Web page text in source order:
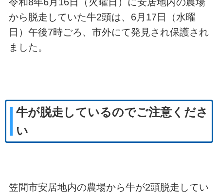
から脱走していた牛2頭は、6月17日（水曜
日）午後7時ごろ、市外にて発見され保護され
ました。
牛が脱走しているのでご注意くださ
い
笠間市安居地内の農場から牛が2頭脱走してい